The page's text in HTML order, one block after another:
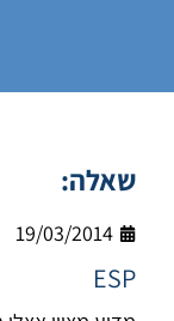
שאלה:
19/03/2014
ESP